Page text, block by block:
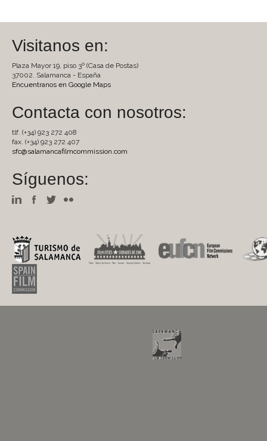
Visitanos en:
Plaza Mayor 19, piso 3º (Casa de Postas)
37002. Salamanca - España
Encuentranos en Google Maps
Contacta con nosotros:
tlf. (+34) 923 272 408
fax. (+34) 923 272 407
sfc@salamancafilmcommission.com
Síguenos: